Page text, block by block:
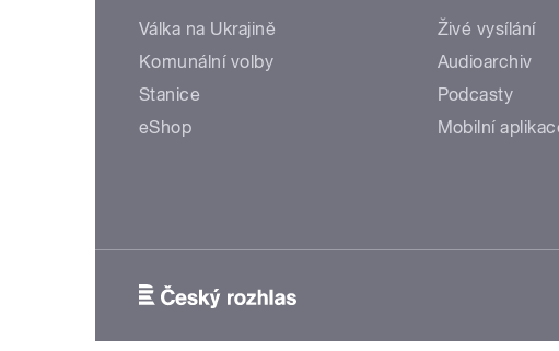
Válka na Ukrajině
Komunální volby
Stanice
eShop
Živé vysílání
Audioarchiv
Podcasty
Mobilní